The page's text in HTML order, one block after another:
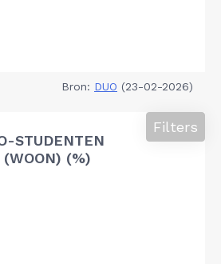
Bron: DUO (23-02-2026)
STUDENTEN
(WOON) (%)
Filters